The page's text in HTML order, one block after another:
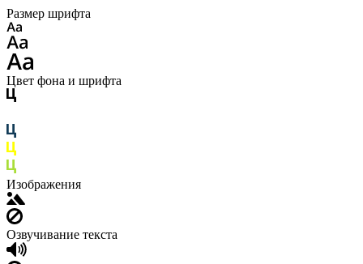
Размер шрифта
Цвет фона и шрифта
Изображения
Озвучивание текста